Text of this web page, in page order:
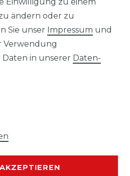
09:00 - 17:00
ändern oder zu
Sie unser Impressum und
Verwendung
in unserer Daten­